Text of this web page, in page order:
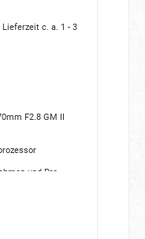
c. a. 1 - 3
F2.8 GM II
und Pre-